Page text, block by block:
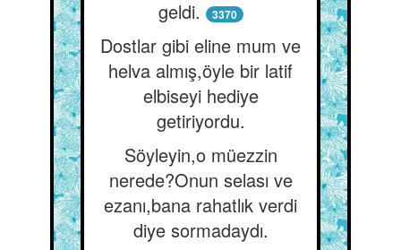
geldi. 3370
Dostlar gibi eline mum ve
helva almış,öyle bir latif
elbiseyi hediye
getiriyordu.
Söyleyin,o müezzin
nerede?Onun selası ve
ezanı,bana rahatlık verdi
diye sormadaydı.